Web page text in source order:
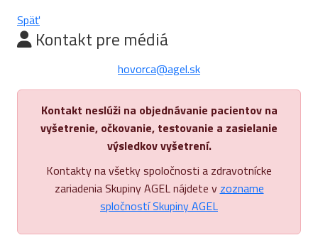
Späť
Kontakt pre médiá
hovorca@agel.sk
Kontakt neslúži na objednávanie pacientov na
vyšetrenie, očkovanie, testovanie a zasielanie
výsledkov vyšetrení.
Kontakty na všetky spoločnosti a zdravotnícke
zariadenia Skupiny AGEL nájdete v zozname
spločností Skupiny AGEL